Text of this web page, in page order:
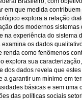
em que medida
explora a relação
dos modernos
na experiência do sistema
os dados
renda como fenômenos
explora sua
dos dados revela que
a garantir um mínimo em
básicas e sem
das políticas sociais